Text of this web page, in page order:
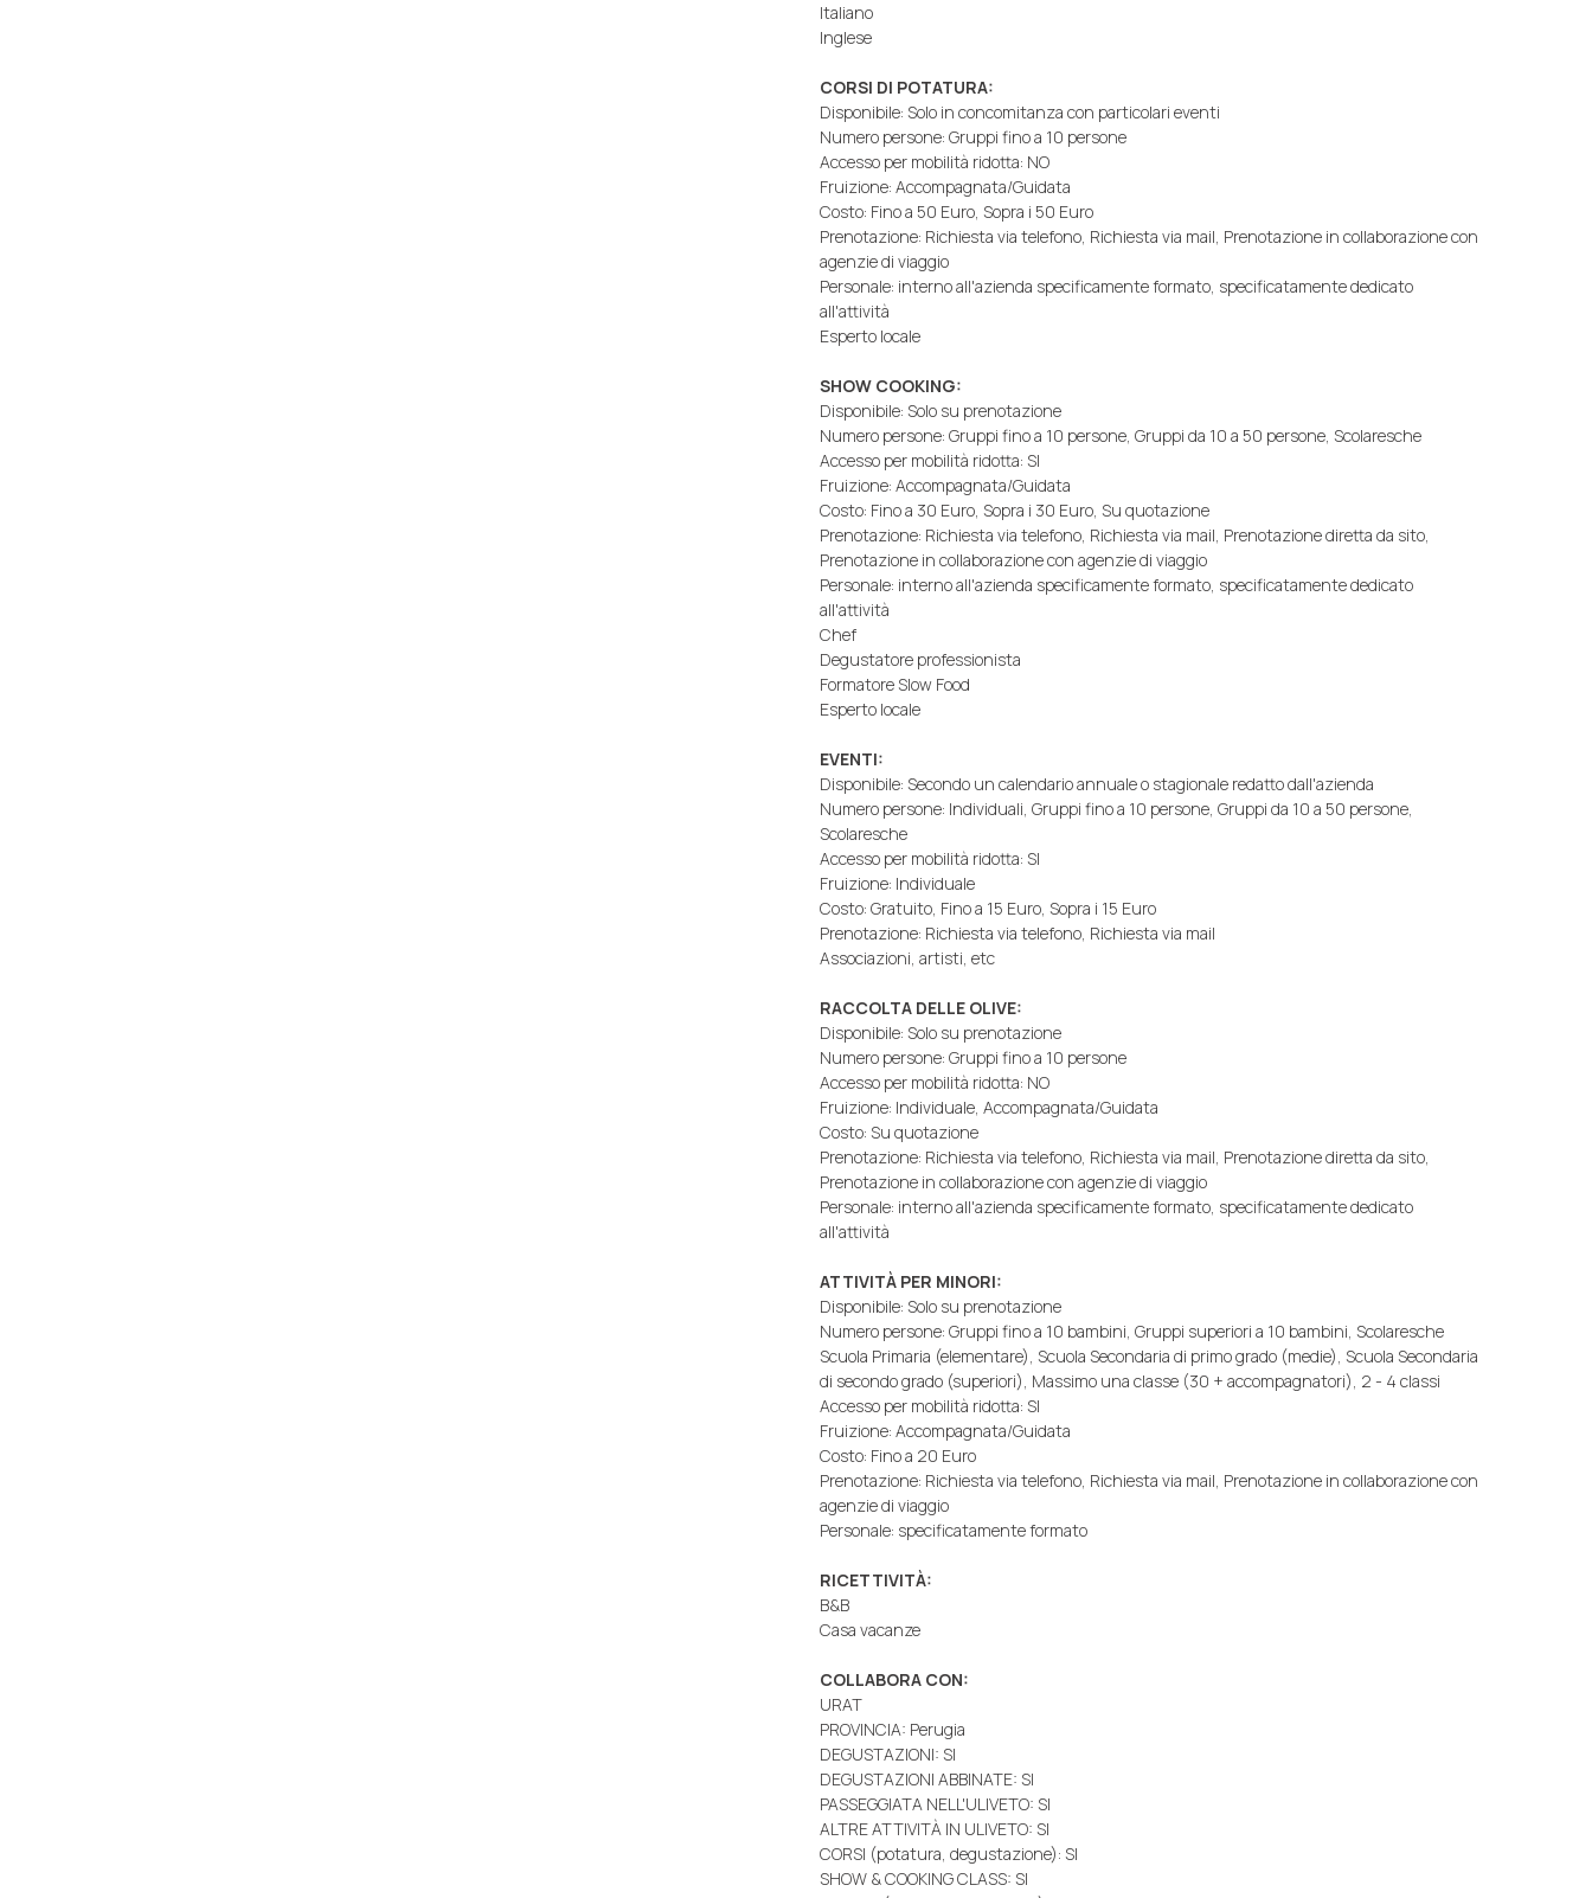
Italiano
Inglese
CORSI DI POTATURA:
Disponibile: Solo in concomitanza con particolari eventi
Numero persone: Gruppi fino a 10 persone
Accesso per mobilità ridotta: NO
Fruizione: Accompagnata/Guidata
Costo: Fino a 50 Euro, Sopra i 50 Euro
Prenotazione: Richiesta via telefono, Richiesta via mail, Prenotazione in collaborazione con
agenzie di viaggio
Personale: interno all'azienda specificamente formato, specificatamente dedicato
all'attività
Esperto locale
SHOW COOKING:
Disponibile: Solo su prenotazione
Numero persone: Gruppi fino a 10 persone, Gruppi da 10 a 50 persone, Scolaresche
Accesso per mobilità ridotta: SI
Fruizione: Accompagnata/Guidata
Costo: Fino a 30 Euro, Sopra i 30 Euro, Su quotazione
Prenotazione: Richiesta via telefono, Richiesta via mail, Prenotazione diretta da sito,
Prenotazione in collaborazione con agenzie di viaggio
Personale: interno all'azienda specificamente formato, specificatamente dedicato
all'attività
Chef
Degustatore professionista
Formatore Slow Food
Esperto locale
EVENTI:
Disponibile: Secondo un calendario annuale o stagionale redatto dall'azienda
Numero persone: Individuali, Gruppi fino a 10 persone, Gruppi da 10 a 50 persone,
Scolaresche
Accesso per mobilità ridotta: SI
Fruizione: Individuale
Costo: Gratuito, Fino a 15 Euro, Sopra i 15 Euro
Prenotazione: Richiesta via telefono, Richiesta via mail
Associazioni, artisti, etc
RACCOLTA DELLE OLIVE:
Disponibile: Solo su prenotazione
Numero persone: Gruppi fino a 10 persone
Accesso per mobilità ridotta: NO
Fruizione: Individuale, Accompagnata/Guidata
Costo: Su quotazione
Prenotazione: Richiesta via telefono, Richiesta via mail, Prenotazione diretta da sito,
Prenotazione in collaborazione con agenzie di viaggio
Personale: interno all'azienda specificamente formato, specificatamente dedicato
all'attività
ATTIVITÀ PER MINORI:
Disponibile: Solo su prenotazione
Numero persone: Gruppi fino a 10 bambini, Gruppi superiori a 10 bambini, Scolaresche
Scuola Primaria (elementare), Scuola Secondaria di primo grado (medie), Scuola Secondaria
di secondo grado (superiori), Massimo una classe (30 + accompagnatori), 2 - 4 classi
Accesso per mobilità ridotta: SI
Fruizione: Accompagnata/Guidata
Costo: Fino a 20 Euro
Prenotazione: Richiesta via telefono, Richiesta via mail, Prenotazione in collaborazione con
agenzie di viaggio
Personale: specificatamente formato
RICETTIVITÀ:
B&B
Casa vacanze
COLLABORA CON:
URAT
PROVINCIA: Perugia
DEGUSTAZIONI: SI
DEGUSTAZIONI ABBINATE: SI
PASSEGGIATA NELL'ULIVETO: SI
ALTRE ATTIVITÀ IN ULIVETO: SI
CORSI (potatura, degustazione): SI
SHOW & COOKING CLASS: SI